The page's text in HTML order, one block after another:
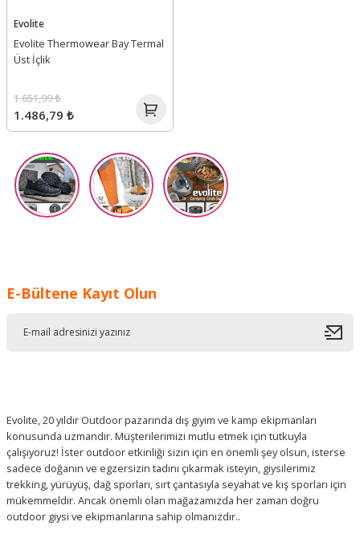
Evolite
Evolite Thermowear Bay Termal
Üst İçlik
1.486,79 ₺
1.651,99 ₺
E-Bültene Kayıt Olun
Evolite, 20 yıldır Outdoor pazarında dış giyim ve kamp ekipmanları
konusunda uzmandır. Müşterilerimizi mutlu etmek için tutkuyla
çalışıyoruz! İster outdoor etkinliği sizin için en önemli şey olsun, isterse
sadece doğanın ve egzersizin tadını çıkarmak isteyin, giysilerimiz
trekking, yürüyüş, dağ sporları, sırt çantasıyla seyahat ve kış sporları için
mükemmeldir. Ancak önemli olan mağazamızda her zaman doğru
outdoor giysi ve ekipmanlarına sahip olmanızdır..